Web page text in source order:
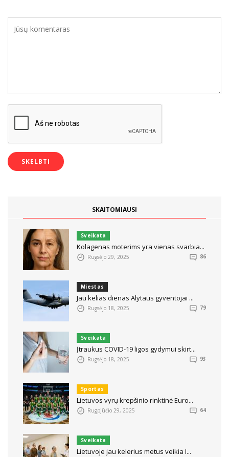
SKAITOMIAUSI
Sveikata
Kolagenas moterims yra vienas svarbia...
Rugsėjo 29, 2025 86
Miestas
Jau kelias dienas Alytaus gyventojai ...
Rugsėjo 18, 2025 79
Sveikata
Įtraukus COVID-19 ligos gydymui skirt...
Rugsėjo 18, 2025 93
Sportas
Lietuvos vyrų krepšinio rinktinė Euro...
Rugpjūčio 29, 2025 64
Sveikata
Lietuvoje jau kelerius metus veikia I...